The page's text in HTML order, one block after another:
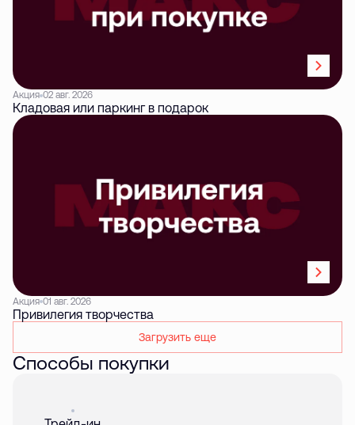
Акция 02 авг. 2026
Кладовая или паркинг в подарок
Акция 01 авг. 2026
Привилегия творчества
Загрузить еще
Способы покупки